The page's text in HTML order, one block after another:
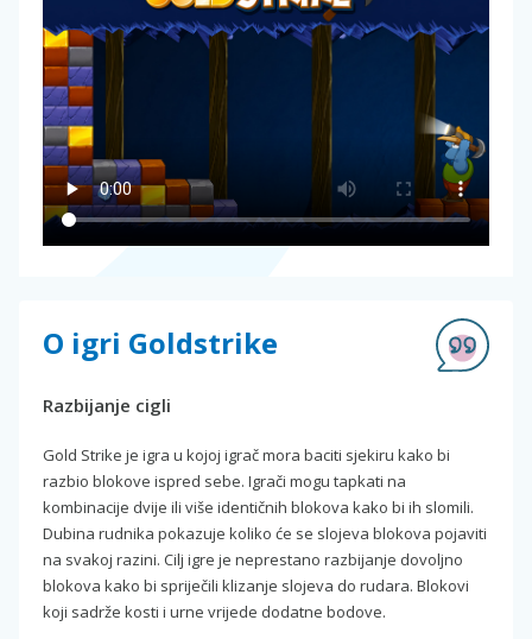
O igri Goldstrike
Razbijanje cigli
Gold Strike je igra u kojoj igrač mora baciti sjekiru kako bi
razbio blokove ispred sebe. Igrači mogu tapkati na
kombinacije dvije ili više identičnih blokova kako bi ih slomili.
Dubina rudnika pokazuje koliko će se slojeva blokova pojaviti
na svakoj razini. Cilj igre je neprestano razbijanje dovoljno
blokova kako bi spriječili klizanje slojeva do rudara. Blokovi
koji sadrže kosti i urne vrijede dodatne bodove.